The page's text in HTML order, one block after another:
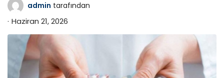
admin tarafından
Haziran 21, 2026